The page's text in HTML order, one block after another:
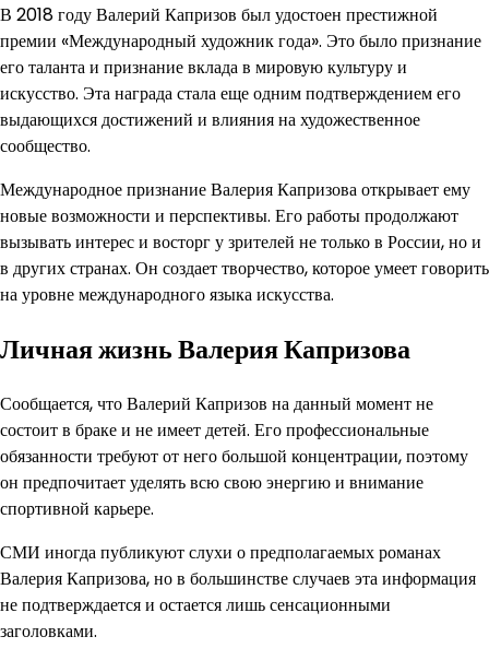
В 2018 году Валерий Капризов был удостоен престижной
премии «Международный художник года». Это было признание
его таланта и признание вклада в мировую культуру и
искусство. Эта награда стала еще одним подтверждением его
выдающихся достижений и влияния на художественное
сообщество.
Международное признание Валерия Капризова открывает ему
новые возможности и перспективы. Его работы продолжают
вызывать интерес и восторг у зрителей не только в России, но и
в других странах. Он создает творчество, которое умеет говорить
на уровне международного языка искусства.
Личная жизнь Валерия Капризова
Сообщается, что Валерий Капризов на данный момент не
состоит в браке и не имеет детей. Его профессиональные
обязанности требуют от него большой концентрации, поэтому
он предпочитает уделять всю свою энергию и внимание
спортивной карьере.
СМИ иногда публикуют слухи о предполагаемых романах
Валерия Капризова, но в большинстве случаев эта информация
не подтверждается и остается лишь сенсационными
заголовками.